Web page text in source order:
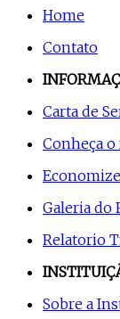
Home
Contato
Carta de
Conheça
Galeria do
Relatorio
Sobre a